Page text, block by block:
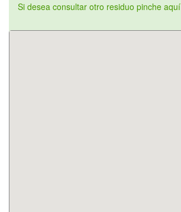
Si desea consultar otro residuo pinche aquí